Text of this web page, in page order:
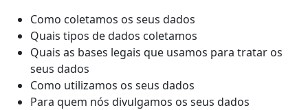
Como coletamos os seus dados
Quais tipos de dados coletamos
Quais as bases legais que usamos para tratar os
seus dados
Como utilizamos os seus dados
Para quem nós divulgamos os seus dados